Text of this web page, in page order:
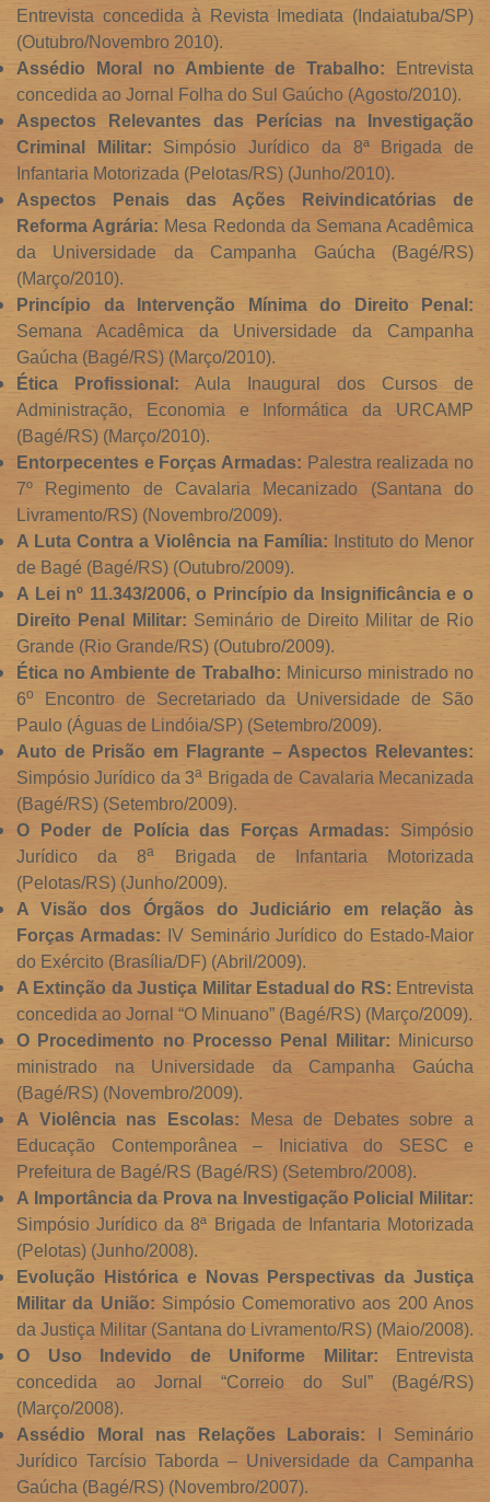
Entrevista concedida à Revista Imediata (Indaiatuba/SP)
(Outubro/Novembro 2010).
Assédio Moral no Ambiente de Trabalho: Entrevista
concedida ao Jornal Folha do Sul Gaúcho (Agosto/2010).
Aspectos Relevantes das Perícias na Investigação
Criminal Militar: Simpósio Jurídico da 8ª Brigada de
Infantaria Motorizada (Pelotas/RS) (Junho/2010).
Aspectos Penais das Ações Reivindicatórias de
Reforma Agrária: Mesa Redonda da Semana Acadêmica
da Universidade da Campanha Gaúcha (Bagé/RS)
(Março/2010).
Princípio da Intervenção Mínima do Direito Penal:
Semana Acadêmica da Universidade da Campanha
Gaúcha (Bagé/RS) (Março/2010).
Ética Profissional: Aula Inaugural dos Cursos de
Administração, Economia e Informática da URCAMP
(Bagé/RS) (Março/2010).
Entorpecentes e Forças Armadas: Palestra realizada no
7º Regimento de Cavalaria Mecanizado (Santana do
Livramento/RS) (Novembro/2009).
A Luta Contra a Violência na Família:
Instituto do Menor
de Bagé (Bagé/RS) (Outubro/2009).
A Lei nº 11.343/2006, o Princípio da Insignificância e o
Direito Penal Militar: Seminário de Direito Militar de Rio
Grande (Rio Grande/RS) (Outubro/2009).
Ética no Ambiente de Trabalho: Minicurso ministrado no
6o
Encontro de Secretariado da Universidade de São
Paulo (Águas de Lindóia/SP) (Setembro/2009).
Auto de Prisão em Flagrante – Aspectos Relevantes:
Simpósio Jurídico da 3a Brigada de Cavalaria Mecanizada
(Bagé/RS) (Setembro/2009).
O Poder de Polícia das Forças Armadas: Simpósio
Jurídico da 8a
Brigada de Infantaria Motorizada
(Pelotas/RS) (Junho/2009).
A Visão dos Órgãos do Judiciário em relação às
Forças Armadas:
IV Seminário Jurídico do Estado-Maior
do Exército (Brasília/DF) (Abril/2009).
A Extinção da Justiça Militar Estadual do RS: Entrevista
concedida ao Jornal “O Minuano” (Bagé/RS) (Março/2009).
O Procedimento no Processo Penal Militar: Minicurso
ministrado na Universidade da Campanha Gaúcha
(Bagé/RS) (Novembro/2009).
A Violência nas Escolas: Mesa de Debates sobre a
Educação Contemporânea – Iniciativa do SESC e
Prefeitura de Bagé/RS (Bagé/RS) (Setembro/2008).
A Importância da Prova na Investigação Policial Militar:
Simpósio Jurídico da 8ª Brigada de Infantaria Motorizada
(Pelotas) (Junho/2008).
Evolução Histórica e Novas Perspectivas da Justiça
Militar da União: Simpósio Comemorativo aos 200 Anos
da Justiça Militar (Santana do Livramento/RS) (Maio/2008).
O Uso Indevido de Uniforme Militar:
Entrevista
concedida ao Jornal “Correio do Sul” (Bagé/RS)
(Março/2008).
Assédio Moral nas Relações Laborais: I Seminário
Jurídico Tarcísio Taborda – Universidade da Campanha
Gaúcha (Bagé/RS) (Novembro/2007).